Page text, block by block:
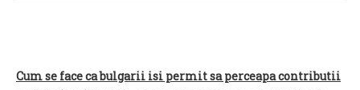
Cum se face ca bulgarii isi permit sa perceapa contributii